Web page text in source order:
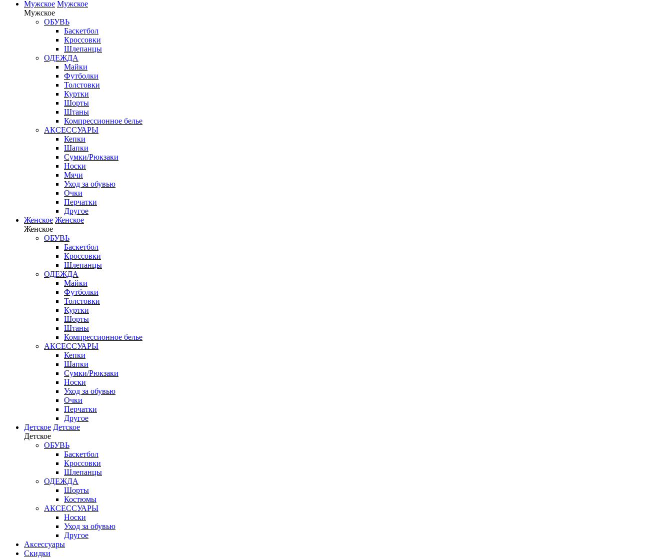
Мужское Мужское
Мужское
ОБУВЬ
Баскетбол
Кроссовки
Шлепанцы
ОДЕЖДА
Майки
Футболки
Толстовки
Куртки
Шорты
Штаны
Компрессионное белье
АКСЕССУАРЫ
Кепки
Шапки
Сумки/Рюкзаки
Носки
Мячи
Уход за обувью
Очки
Перчатки
Другое
Женское Женское
Женское
ОБУВЬ
Баскетбол
Кроссовки
Шлепанцы
ОДЕЖДА
Майки
Футболки
Толстовки
Куртки
Шорты
Штаны
Компрессионное белье
АКСЕССУАРЫ
Кепки
Шапки
Сумки/Рюкзаки
Носки
Уход за обувью
Очки
Перчатки
Другое
Детское Детское
Детское
ОБУВЬ
Баскетбол
Кроссовки
Шлепанцы
ОДЕЖДА
Шорты
Костюмы
АКСЕССУАРЫ
Носки
Уход за обувью
Другое
Аксессуары
Скидки